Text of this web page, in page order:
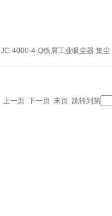
JC-4000-4-Q铁屑工业吸尘器 集尘
器
上一页 下一页 末页 跳转到第